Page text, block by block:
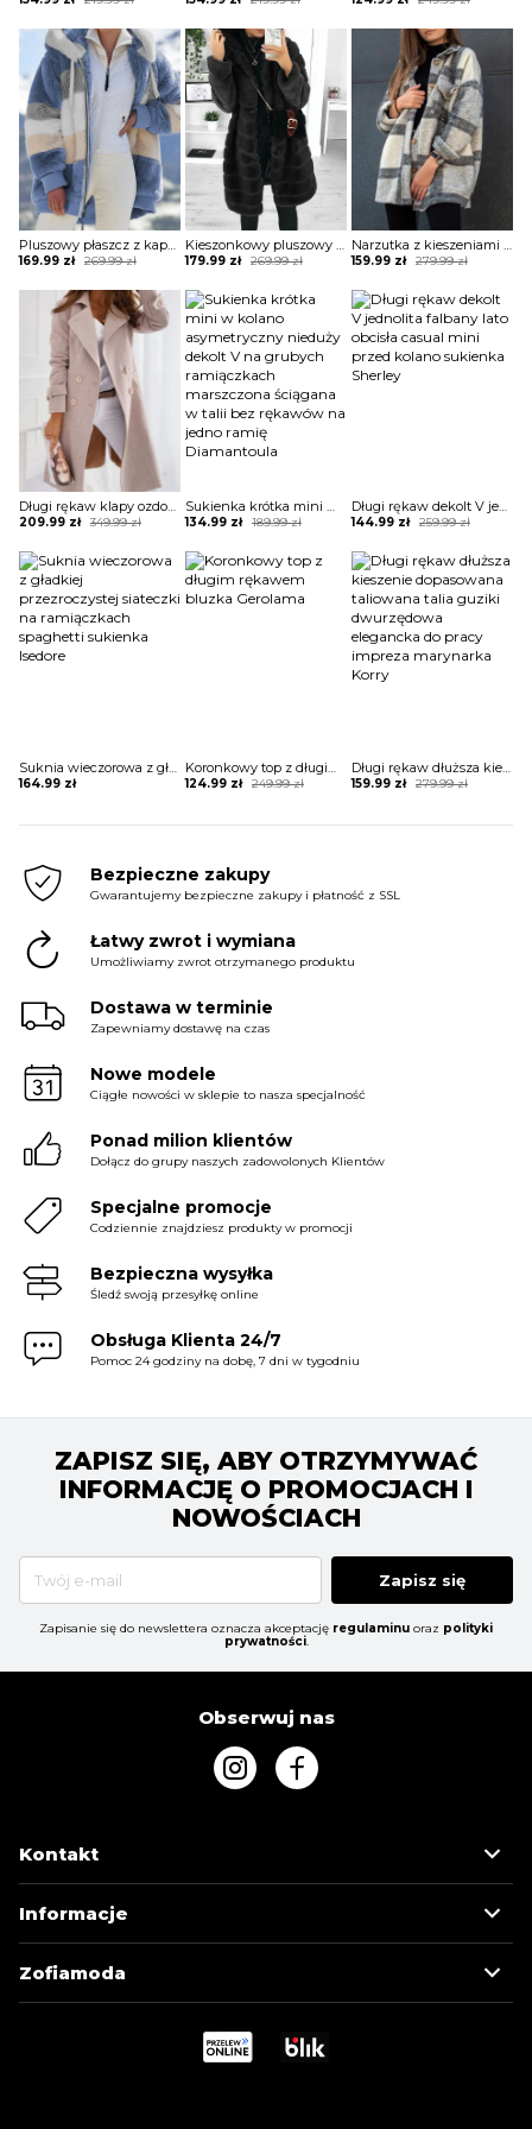
was:
219.99 zł.
is:
154.99 zł.
was:
219.99 zł.
is:
154.99 zł.
was:
is:
Pluszowy płaszcz z kapturem colorblock długim rękawem kurtka Gonny
269.99zł
Original
was:
269.99 zł.
169.99 zł
Current
is:
169.99 zł.
Kieszonkowy pluszowy płaszcz z długim rękawem i kapturem kurtka Minjung
269.99zł
Original
was:
269.99 zł.
179.99 zł
Current
is:
179.99 zł.
Narzutka z kieszeniami w kratę kurtka France
279.99zł
Original
was:
279.99 zł.
159.99 zł
Current
is:
159.99 zł.
Długi rękaw klapy ozdoba klamra zapinany na guziki dwurzędowy jednolity bez wzoru jesień płaszcz Hilpa
349.99zł
Original
was:
349.99 zł.
209.99 zł
Current
is:
209.99 zł.
Sukienka krótka mini w kolano asymetryczny nieduży dekolt V na grubych ramiączkach marszczona ściągana w talii bez rękawów na jedno ramię Diamantoula
189.99zł
Original
was:
189.99 zł.
134.99 zł
Current
is:
134.99 zł.
Długi rękaw dekolt V jednolita falbany lato obcisła casual mini przed kolano sukienka Sherley
259.99zł
Original
was:
259.99 zł.
144.99 zł
Current
is:
144.99 zł.
Suknia wieczorowa z gładkiej przezroczystej siateczki na ramiączkach spaghetti sukienka Isedore
164.99 zł
Koronkowy top z długim rękawem bluzka Gerolama
249.99zł
Original
124.99 zł
Current
Długi rękaw dłuższa kieszenie dopasowana taliowana talia guziki dwurzędowa elegancka do pracy impreza marynarka Korry
279.99zł
Original
159.99 zł
Current
Bezpieczne zakupy
Gwarantujemy bezpieczne zakupy i płatność z SSL
Łatwy zwrot i wymiana
Umożliwiamy zwrot otrzymanego produktu
Dostawa w terminie
Zapewniamy dostawę na czas
Nowe modele
Ciągłe nowości w sklepie to nasza specjalność
Ponad milion klientów
Dołącz do grupy naszych zadowolonych Klientów
Specjalne promocje
Codziennie znajdziesz produkty w promocji
Bezpieczna wysyłka
Śledź swoją przesyłkę online
Obsługa Klienta 24/7
Pomoc 24 godziny na dobę, 7 dni w tygodniu
ZAPISZ SIĘ, ABY OTRZYMYWAĆ
INFORMACJĘ O PROMOCJACH I
NOWOŚCIACH
Zapisz się
Zapisanie się do newslettera oznacza akceptację regulaminu oraz polityki
prywatności.
Obserwuj nas
Kontakt
Informacje
Zofiamoda